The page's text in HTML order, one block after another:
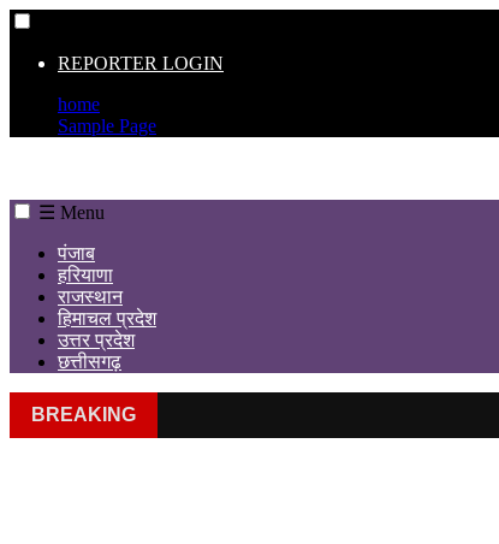
REPORTER LOGIN
home
Sample Page
☰ Menu
पंजाब
हरियाणा
राजस्थान
हिमाचल प्रदेश
उत्तर प्रदेश
छत्तीसगढ़
BREAKING